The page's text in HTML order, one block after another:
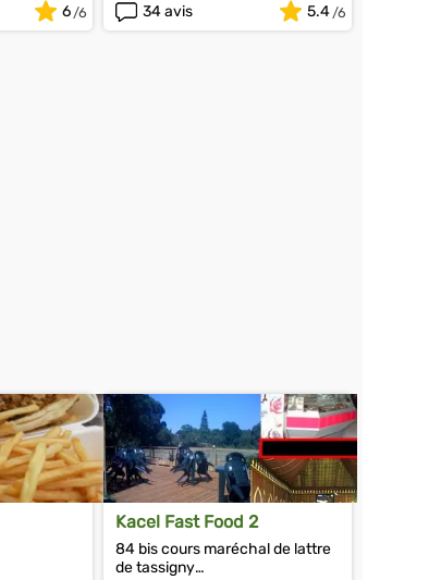
6
34 avis
5.4
Kacel Fast Food 2
84 bis cours maréchal de lattre
de tassigny